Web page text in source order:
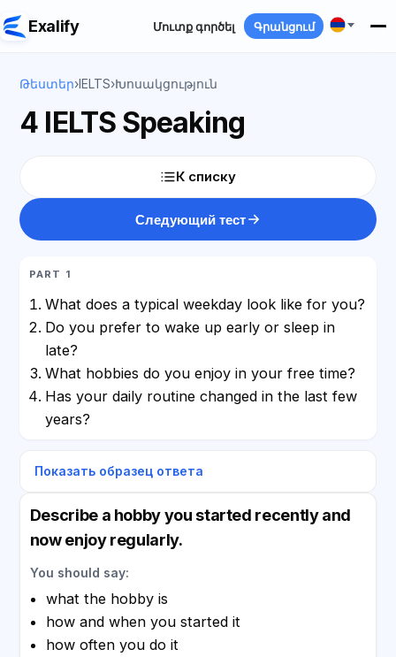
Exalify Մուտք գործել Գրանցում
Թեստեր›IELTS›Խոսակցություն
4 IELTS Speaking
К списку
Следующий тест
PART 1
What does a typical weekday look like for you?
Do you prefer to wake up early or sleep in
late?
What hobbies do you enjoy in your free time?
Has your daily routine changed in the last few
years?
Показать образец ответа
Describe a hobby you started recently and
now enjoy regularly.
You should say:
what the hobby is
how and when you started it
how often you do it